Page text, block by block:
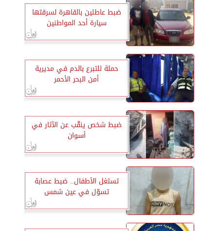
ضبط عاطلين بالقاهرة لسرقتها
سيارة أحد المواطنين
حملة للتبرع بالدم في مديرية
أمن البحر الأحمر
ضبط شخص ينقّب عن الآثار في
أسوان
تستغل الأطفال.. ضبط عصابة
تسوّل في عين شمس